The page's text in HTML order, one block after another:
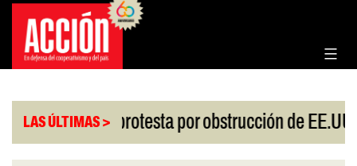
Saltar
contenido
LAS ÚLTIMAS >
| China protesta por obstrucción de EE.UU en